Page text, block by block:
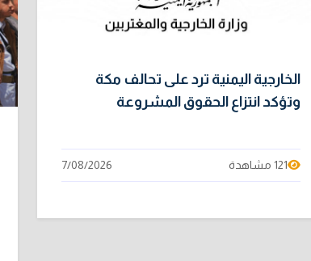
الخارجية اليمنية ترد على تحالف مكة
وتؤكد انتزاع الحقوق المشروعة
121 مشاهدة 7/08/2026